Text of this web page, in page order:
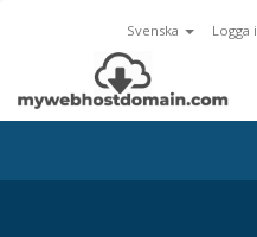
Svenska Logga